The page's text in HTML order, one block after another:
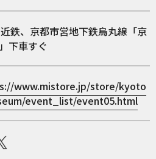
鉄、京都市営地下鉄烏丸線「京
下車すぐ
www.mistore.jp/store/kyoto
event_list/event05.html